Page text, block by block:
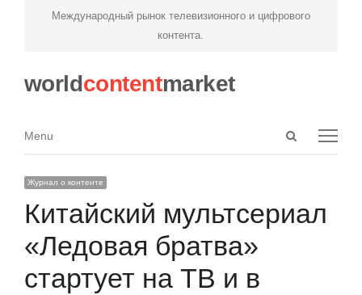
Международный рынок телевизионного и цифрового
контента.
worldcontentmarket
Open
Menu
Menu
Журнал о контенте
Китайский мультсериал
«Ледовая братва»
стартует на ТВ и в